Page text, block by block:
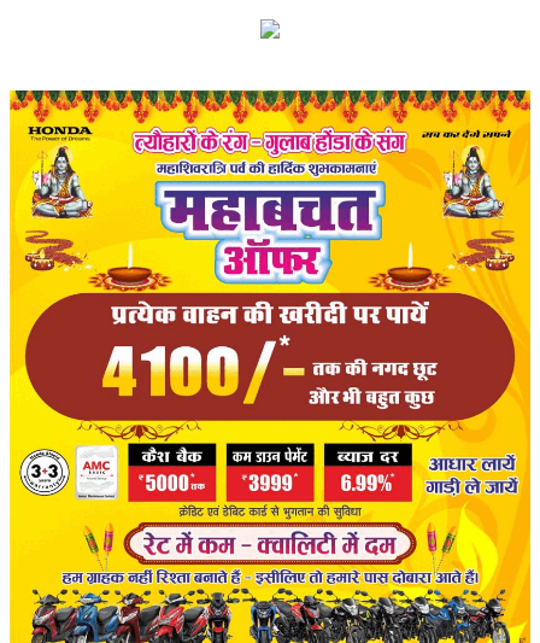
राज्य
व्यापार
संपादकीय
रोजगार
राजनीति
मैगज़ीन की लेख
All
मैगज़ीन की लेख